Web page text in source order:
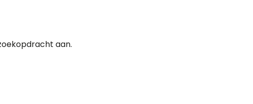
aan.